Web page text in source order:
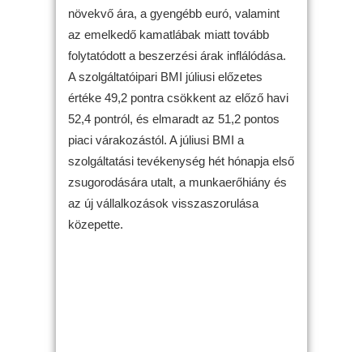
növekvő ára, a gyengébb euró, valamint
az emelkedő kamatlábak miatt tovább
folytatódott a beszerzési árak inflálódása.
A szolgáltatóipari BMI júliusi előzetes
értéke 49,2 pontra csökkent az előző havi
52,4 pontról, és elmaradt az 51,2 pontos
piaci várakozástól. A júliusi BMI a
szolgáltatási tevékenység hét hónapja első
zsugorodására utalt, a munkaerőhiány és
az új vállalkozások visszaszorulása
közepette.